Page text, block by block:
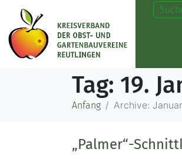
Tag: 19.
Anfang Archive:
„Palmer“-